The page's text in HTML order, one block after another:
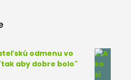
odmenu vo
aby dobre bolo"